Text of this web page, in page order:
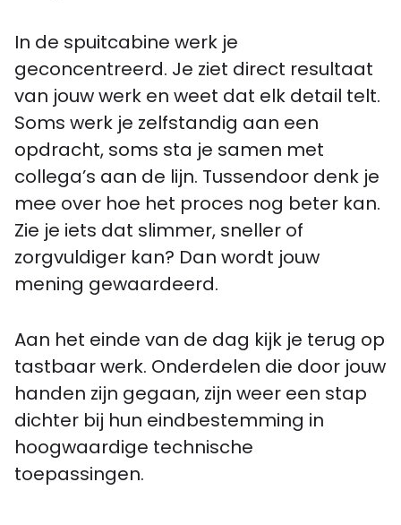
In de spuitcabine werk je
geconcentreerd. Je ziet direct resultaat
van jouw werk en weet dat elk detail telt.
Soms werk je zelfstandig aan een
opdracht, soms sta je samen met
collega’s aan de lijn. Tussendoor denk je
mee over hoe het proces nog beter kan.
Zie je iets dat slimmer, sneller of
zorgvuldiger kan? Dan wordt jouw
mening gewaardeerd.
Aan het einde van de dag kijk je terug op
tastbaar werk. Onderdelen die door jouw
handen zijn gegaan, zijn weer een stap
dichter bij hun eindbestemming in
hoogwaardige technische
toepassingen.